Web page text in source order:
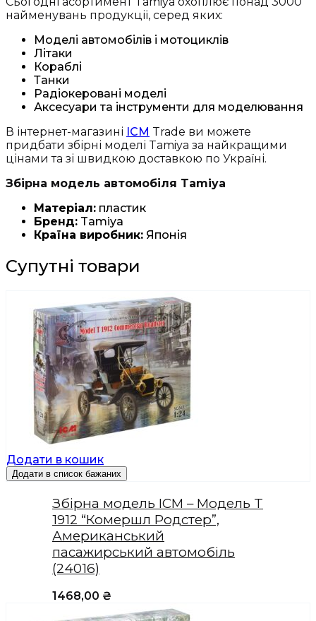
найменувань продукції, серед яких:
Моделі автомобілів і мотоциклів
Літаки
Кораблі
Танки
Радіокеровані моделі
Аксесуари та інструменти для моделювання
В інтернет-магазині ICM Trade ви можете
придбати збірні моделі Tamiya за найкращими
цінами та зі швидкою доставкою по Україні.
Збірна модель автомобіля Tamiya
Матеріал: пластик
Бренд: Tamiya
Країна виробник: Японія
Супутні товари
Додати в кошик
Додати в список бажаних
Збірна модель ICM – Модель T
1912 “Комершл Родстер”,
Американський
пасажирський автомобіль
(24016)
1468,00 ₴